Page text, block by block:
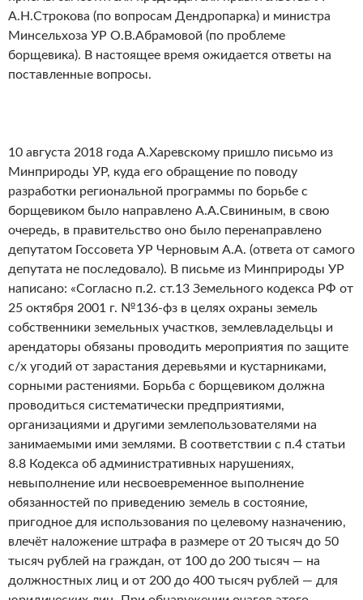
А.Н.Строкова (по вопросам Дендропарка) и министра
Минсельхоза УР О.В.Абрамовой (по проблеме
борщевика). В настоящее время ожидается ответы на
поставленные вопросы.
10 августа 2018 года А.Харевскому пришло письмо из
Минприроды УР, куда его обращение по поводу
разработки региональной программы по борьбе с
борщевиком было направлено А.А.Свининым, в свою
очередь, в правительство оно было перенаправлено
депутатом Госсовета УР Черновым А.А. (ответа от самого
депутата не последовало). В письме из Минприроды УР
написано: «Согласно п.2. ст.13 Земельного кодекса РФ от
25 октября 2001 г. №136-фз в целях охраны земель
собственники земельных участков, землевладельцы и
арендаторы обязаны проводить мероприятия по защите
с/х угодий от зарастания деревьями и кустарниками,
сорными растениями. Борьба с борщевиком должна
проводиться систематически предприятиями,
организациями и другими землепользователями на
занимаемыми ими землями. В соответствии с п.4 статьи
8.8 Кодекса об административных нарушениях,
невыполнение или несвоевременное выполнение
обязанностей по приведению земель в состояние,
пригодное для использования по целевому назначению,
влечёт наложение штрафа в размере от 20 тысяч до 50
тысяч рублей на граждан, от 100 до 200 тысяч — на
должностных лиц и от 200 до 400 тысяч рублей — для